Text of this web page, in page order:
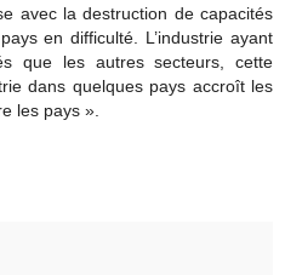
avec la destruction de capacités
en difficulté. L’industrie ayant
que les autres secteurs, cette
dans quelques pays accroît les
les pays ».